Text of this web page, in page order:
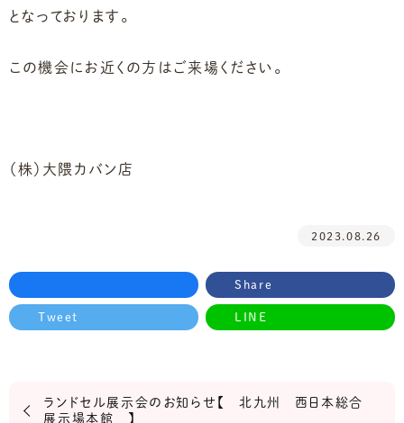
となっております。
この機会にお近くの方はご来場ください。
（株）大隈カバン店
2023.08.26
Share
Tweet LINE
ランドセル展示会のお知らせ【 北九州 西日本総合
展示場本館 】